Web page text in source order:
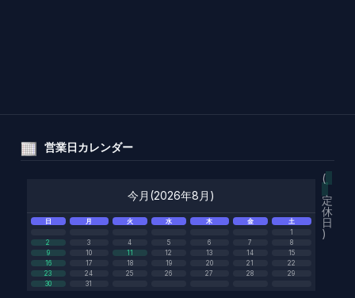
営業日カレンダー
今月(2026年8月)
日 月 火 水 木 金
土
1
2
3 4 5 6 7
8
9
10 11 12 13 14
15
16
17 18 19 20 21
22
23
24 25 26 27 28
29
30
31
(
定
休
日
)